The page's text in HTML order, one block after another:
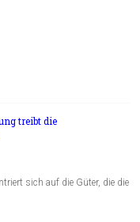
treibt die
sich auf die Güter, die die